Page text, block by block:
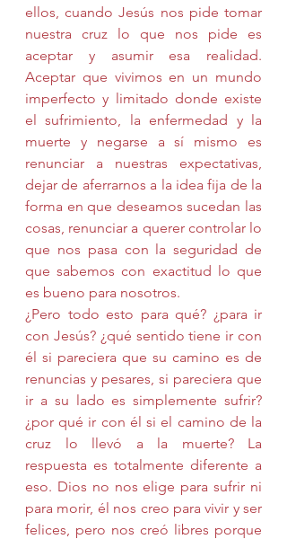
ellos, cuando Jesús nos pide tomar
nuestra cruz lo que nos pide es
aceptar y asumir esa realidad.
Aceptar que vivimos en un mundo
imperfecto y limitado donde existe
el sufrimiento, la enfermedad y la
muerte y negarse a sí mismo es
renunciar a nuestras expectativas,
dejar de aferrarnos a la idea fija de la
forma en que deseamos sucedan las
cosas, renunciar a querer controlar lo
que nos pasa con la seguridad de
que sabemos con exactitud lo que
es bueno para nosotros.
¿Pero todo esto para qué? ¿para ir
con Jesús? ¿qué sentido tiene ir con
él si pareciera que su camino es de
renuncias y pesares, si pareciera que
ir a su lado es simplemente sufrir?
¿por qué ir con él si el camino de la
cruz lo llevó a la muerte? La
respuesta es totalmente diferente a
eso. Dios no nos elige para sufrir ni
para morir, él nos creo para vivir y ser
felices, pero nos creó libres porque